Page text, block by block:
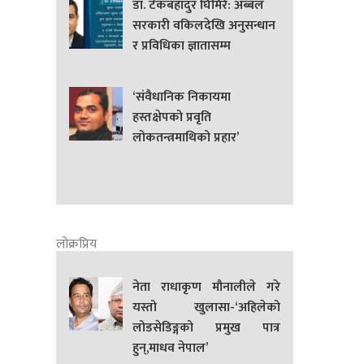
डा. टेकबहादुर घिमिरे: अब्बल
सरकारी वकिलदेखि अनुसन्धान
र प्रविधिका ज्ञातासम्म
‘संवैधानिक निकायमा
हस्तक्षेपको प्रवृति
लोकतन्त्रमाथिको प्रहार’
लोक्रप्रिय
नेता राधाकृण मौनालीले गरे
यस्तो खुलासा-‘अहिलेको
लोडसेडिङ्गको प्रमुख पात्र
हुन्,माधव नेपाल’